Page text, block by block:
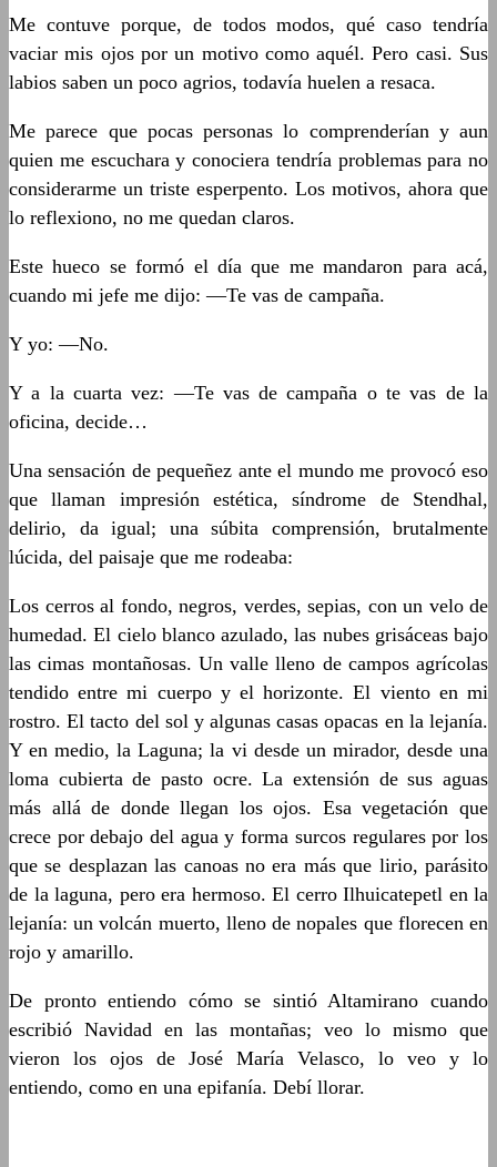
Me contuve porque, de todos modos, qué caso tendría
vaciar mis ojos por un motivo como aquél. Pero casi. Sus
labios saben un poco agrios, todavía huelen a resaca.
Me parece que pocas personas lo comprenderían y aun
quien me escuchara y conociera tendría problemas para no
considerarme un triste esperpento. Los motivos, ahora que
lo reflexiono, no me quedan claros.
Este hueco se formó el día que me mandaron para acá,
cuando mi jefe me dijo: —Te vas de campaña.
Y yo: —No.
Y a la cuarta vez: —Te vas de campaña o te vas de la
oficina, decide…
Una sensación de pequeñez ante el mundo me provocó eso
que llaman impresión estética, síndrome de Stendhal,
delirio, da igual; una súbita comprensión, brutalmente
lúcida, del paisaje que me rodeaba:
Los cerros al fondo, negros, verdes, sepias, con un velo de
humedad. El cielo blanco azulado, las nubes grisáceas bajo
las cimas montañosas. Un valle lleno de campos agrícolas
tendido entre mi cuerpo y el horizonte. El viento en mi
rostro. El tacto del sol y algunas casas opacas en la lejanía.
Y en medio, la Laguna; la vi desde un mirador, desde una
loma cubierta de pasto ocre. La extensión de sus aguas
más allá de donde llegan los ojos. Esa vegetación que
crece por debajo del agua y forma surcos regulares por los
que se desplazan las canoas no era más que lirio, parásito
de la laguna, pero era hermoso. El cerro Ilhuicatepetl en la
lejanía: un volcán muerto, lleno de nopales que florecen en
rojo y amarillo.
De pronto entiendo cómo se sintió Altamirano cuando
escribió Navidad en las montañas; veo lo mismo que
vieron los ojos de José María Velasco, lo veo y lo
entiendo, como en una epifanía. Debí llorar.